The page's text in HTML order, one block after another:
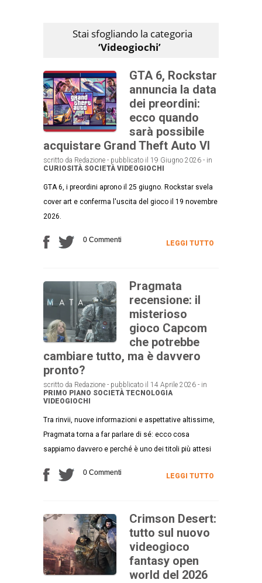
Stai sfogliando la categoria
‘Videogiochi’
GTA 6, Rockstar
annuncia la data
dei preordini:
ecco quando
sarà possibile
acquistare Grand Theft Auto VI
scritto da Redazione - pubblicato il 19 Giugno 2026 - in
CURIOSITÀ SOCIETÀ VIDEOGIOCHI
GTA 6, i preordini aprono il 25 giugno. Rockstar svela
cover art e conferma l'uscita del gioco il 19 novembre
2026.
0 Commenti LEGGI TUTTO
Pragmata
recensione: il
misterioso
gioco Capcom
che potrebbe
cambiare tutto, ma è davvero
pronto?
scritto da Redazione - pubblicato il 14 Aprile 2026 - in
PRIMO PIANO SOCIETÀ TECNOLOGIA
VIDEOGIOCHI
Tra rinvii, nuove informazioni e aspettative altissime,
Pragmata torna a far parlare di sé: ecco cosa
sappiamo davvero e perché è uno dei titoli più attesi
0 Commenti LEGGI TUTTO
Crimson Desert:
tutto sul nuovo
videogioco
fantasy open
world del 2026